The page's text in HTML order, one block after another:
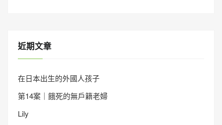
近期文章
在日本出生的外國人孩子
第14案｜餓死的無戶籍老婦
Lily